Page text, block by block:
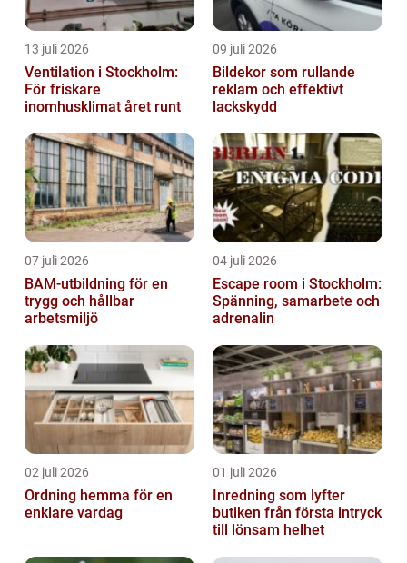
13 juli 2026
Ventilation i Stockholm:
För friskare
inomhusklimat året runt
09 juli 2026
Bildekor som rullande
reklam och effektivt
lackskydd
07 juli 2026
BAM-utbildning för en
trygg och hållbar
arbetsmiljö
04 juli 2026
Escape room i Stockholm:
Spänning, samarbete och
adrenalin
02 juli 2026
Ordning hemma för en
enklare vardag
01 juli 2026
Inredning som lyfter
butiken från första intryck
till lönsam helhet